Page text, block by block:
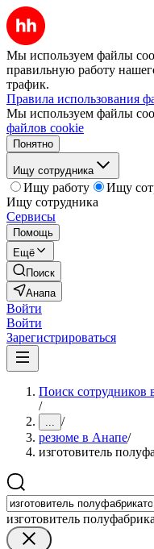
Мы используем файлы
правильную работу
трафик.
Правила использования
Мы используем файлы
файлов cookie
Понятно
Ищу сотрудника
Ищу работу
Ищу
Ищу сотрудника
Сервисы
Помощь
Ещё
Поиск
Анапа
Войти
Войти
Зарегистрироваться
Поиск сотрудников
/
... /
резюме в Анапе/
изготовитель
изготовитель